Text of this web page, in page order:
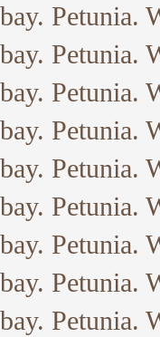
Petunia.
Petunia.
Petunia.
Petunia.
Petunia.
Petunia.
Petunia.
Petunia.
Petunia.